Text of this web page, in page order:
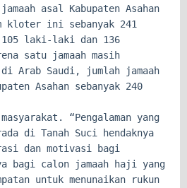
asal Kabupaten Asahan
kloter ini sebanyak 241
laki-laki dan 136
satu jamaah masih
Arab Saudi, jumlah jamaah
Asahan sebanyak 240
“Pengalaman yang
di Tanah Suci hendaknya
dan motivasi bagi
bagi calon jamaah haji yang
untuk menunaikan rukun